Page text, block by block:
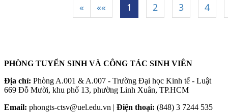
« «« 1 2 3 4
PHÒNG TUYỂN SINH VÀ CÔNG TÁC SINH VIÊN
Địa chỉ: Phòng A.001 & A.007 - Trường Đại học Kinh tế - Luật
669 Đỗ Mười, khu phố 13, phường Linh Xuân, TP.HCM
Email: phongts-ctsv@uel.edu.vn | Điện thoại: (848) 3 7244 535